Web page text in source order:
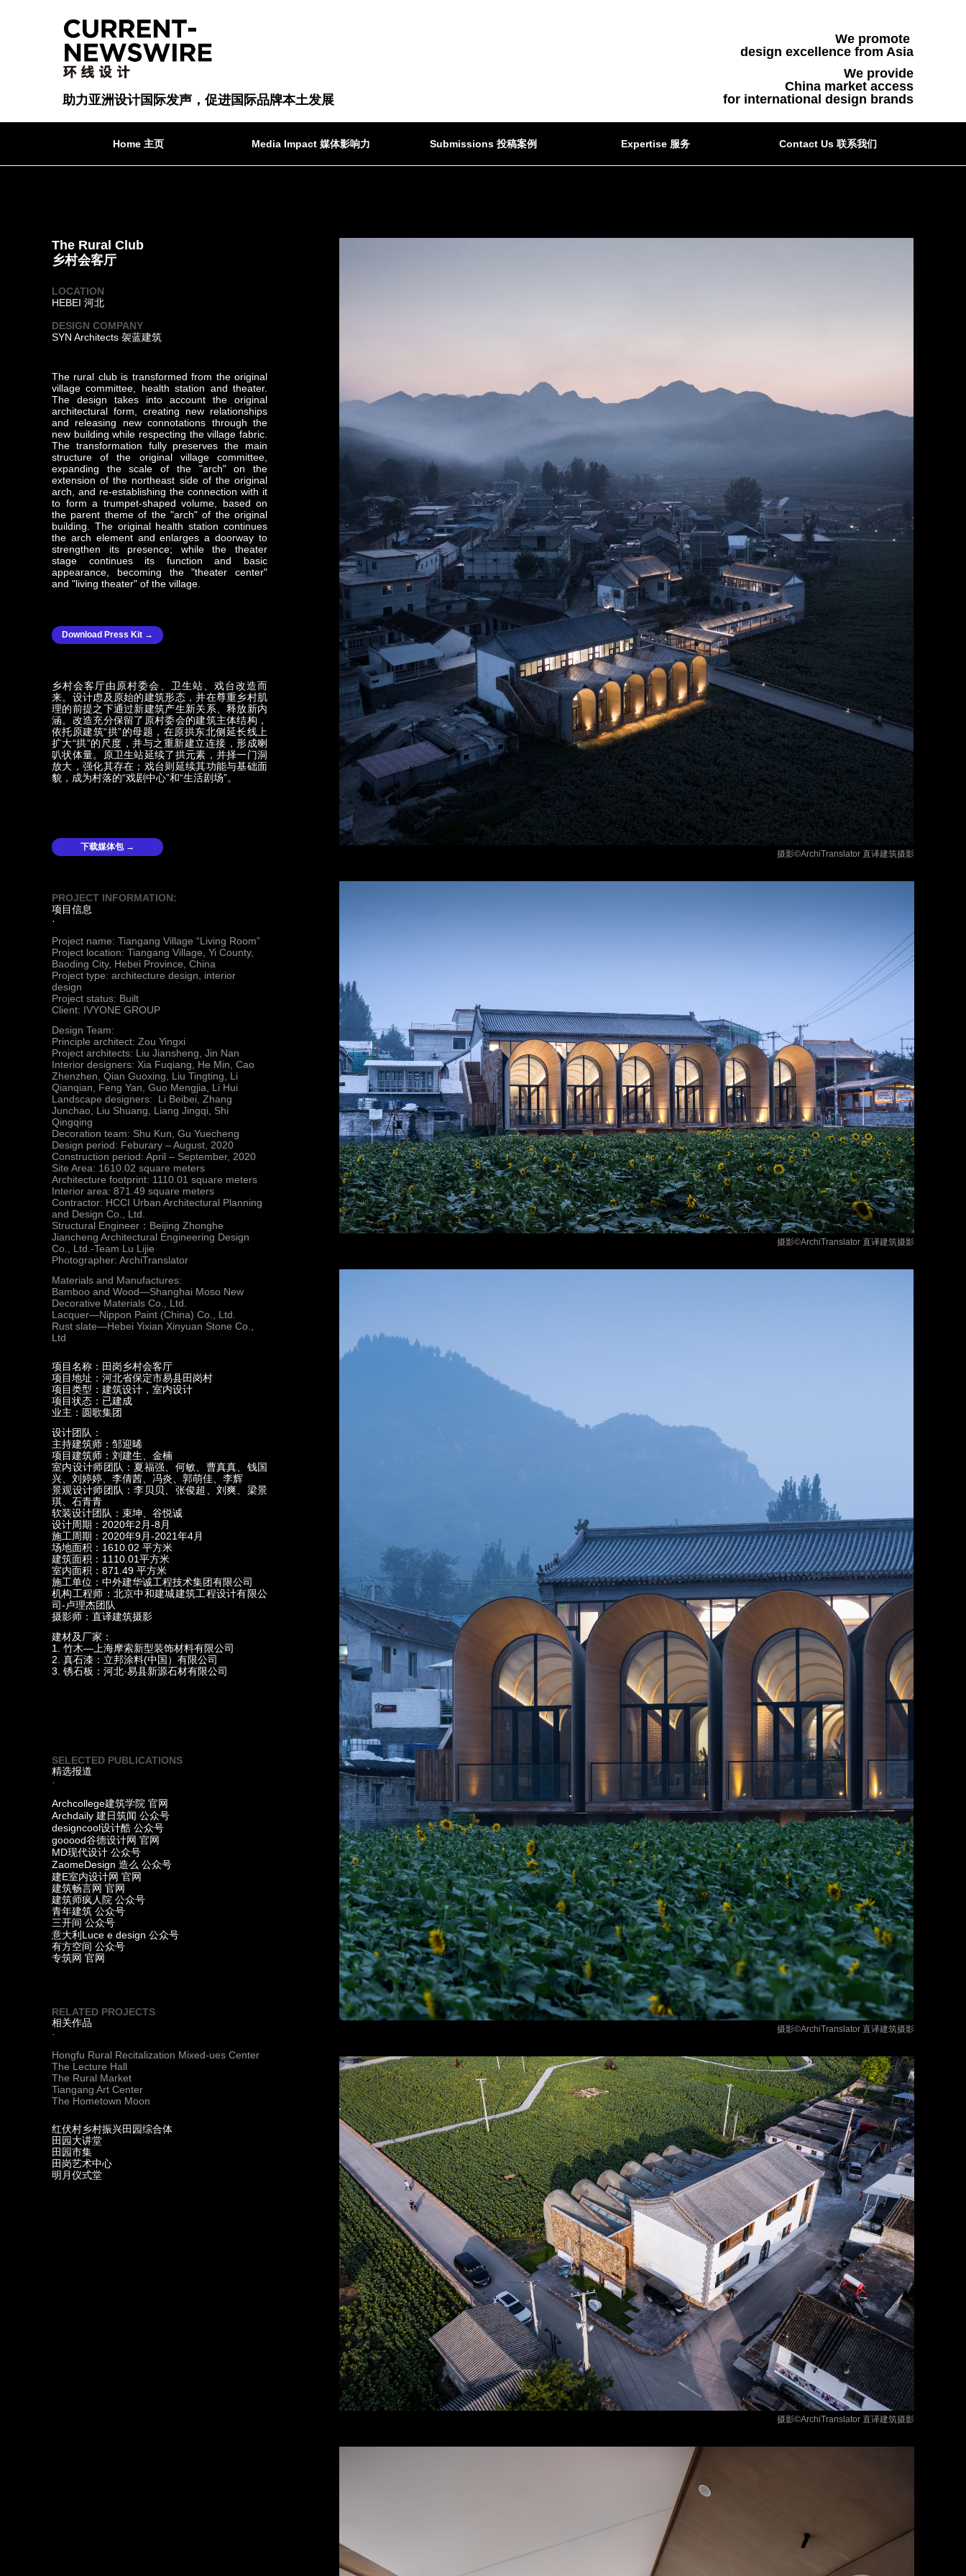
Home 主页 Media Impact 媒体影响力 Submissions 投稿案例 Expertise 服务 Contact Us 联系我们
助力亚洲设计国际发声，促进国际品牌本土发展
We promote
design excellence from Asia
We provide
China market access
for international design brands
The Rural Club
乡村会客厅
LOCATION
HEBEI 河北
DESIGN COMPANY
SYN Architects 袈蓝建筑
下载媒体包 →
The rural club is transformed from the original
village committee, health station and theater.
The design takes into account the original
architectural form, creating new relationships
and releasing new connotations through the
new building while respecting the village fabric.
The transformation fully preserves the main
structure of the original village committee,
expanding the scale of the "arch" on the
extension of the northeast side of the original
arch, and re-establishing the connection with it
to form a trumpet-shaped volume, based on
the parent theme of the "arch" of the original
building. The original health station continues
the arch element and enlarges a doorway to
strengthen its presence; while the theater
stage continues its function and basic
appearance, becoming the "theater center"
and "living theater" of the village.
Download Press Kit →
乡村会客厅由原村委会、卫生站、戏台改造而
来。设计虑及原始的建筑形态，并在尊重乡村肌
理的前提之下通过新建筑产生新关系、释放新内
涵。改造充分保留了原村委会的建筑主体结构，
依托原建筑“拱”的母题，在原拱东北侧延长线上
扩大“拱”的尺度，并与之重新建立连接，形成喇
叭状体量。原卫生站延续了拱元素，并择一门洞
放大，强化其存在；戏台则延续其功能与基础面
貌，成为村落的“戏剧中心”和“生活剧场”。
PROJECT INFORMATION:
项目信息
·
Project name: Tiangang Village “Living Room”
Project location: Tiangang Village, Yi County,
Baoding City, Hebei Province, China
Project type: architecture design, interior
design
Project status: Built
Client: IVYONE GROUP
Design Team:
Principle architect: Zou Yingxi
Project architects: Liu Jiansheng, Jin Nan
Interior designers: Xia Fuqiang, He Min, Cao
Zhenzhen, Qian Guoxing, Liu Tingting, Li
Qianqian, Feng Yan, Guo Mengjia, Li Hui
Landscape designers: Li Beibei, Zhang
Junchao, Liu Shuang, Liang Jingqi, Shi
Qingqing
Decoration team: Shu Kun, Gu Yuecheng
Design period: Feburary – August, 2020
Construction period: April – September, 2020
Site Area: 1610.02 square meters
Architecture footprint: 1110.01 square meters
Interior area: 871.49 square meters
Contractor: HCCI Urban Architectural Planning
and Design Co., Ltd.
Structural Engineer：Beijing Zhonghe
Jiancheng Architectural Engineering Design
Co., Ltd.-Team Lu Lijie
Photographer: ArchiTranslator
Materials and Manufactures:
Bamboo and Wood—Shanghai Moso New
Decorative Materials Co., Ltd.
Lacquer—Nippon Paint (China) Co., Ltd.
Rust slate—Hebei Yixian Xinyuan Stone Co.,
Ltd
项目名称：田岗乡村会客厅
项目地址：河北省保定市易县田岗村
项目类型：建筑设计，室内设计
项目状态：已建成
业主：圆歌集团
设计团队：
主持建筑师：邹迎晞
项目建筑师：刘建生、金楠
室内设计师团队：夏福强、何敏、曹真真、钱国
兴、刘婷婷、李倩茜、冯炎、郭萌佳、李辉
景观设计师团队：李贝贝、张俊超、刘爽、梁景
琪、石青青
软装设计团队：束坤、谷悦诚
设计周期：2020年2月-8月
施工周期：2020年9月-2021年4月
场地面积：1610.02 平方米
建筑面积：1110.01平方米
室内面积：871.49 平方米
施工单位：中外建华诚工程技术集团有限公司
机构工程师：北京中和建城建筑工程设计有限公
司-卢理杰团队
摄影师：直译建筑摄影
建材及厂家：
1. 竹木—上海摩索新型装饰材料有限公司
2. 真石漆：立邦涂料(中国）有限公司
3. 锈石板：河北·易县新源石材有限公司
摄影©ArchiTranslator 直译建筑摄影
摄影©ArchiTranslator 直译建筑摄影
摄影©ArchiTranslator 直译建筑摄影
摄影©ArchiTranslator 直译建筑摄影
SELECTED PUBLICATIONS
精选报道
·
Archcollege建筑学院 官网
Archdaily 建日筑闻 公众号
designcool设计酷 公众号
gooood谷德设计网 官网
MD现代设计 公众号
ZaomeDesign 造么 公众号
建E室内设计网 官网
建筑畅言网 官网
建筑师疯人院 公众号
青年建筑 公众号
三开间 公众号
意大利 Luce e design 公众号
有方空间 公众号
专筑网 官网
RELATED PROJECTS
相关作品
·
Hongfu Rural Recitalization Mixed-ues Center
The Lecture Hall
The Rural Market
Tiangang Art Center
The Hometown Moon
红伏村乡村振兴田园综合体
田园大讲堂
田园市集
田岗艺术中心
明月仪式堂